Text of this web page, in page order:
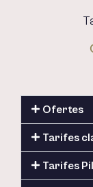
Ofertes
Tarifes
Tarifes